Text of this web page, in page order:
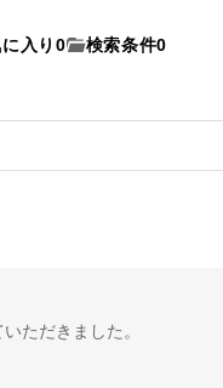
入り 0 検索条件0
ただきました。